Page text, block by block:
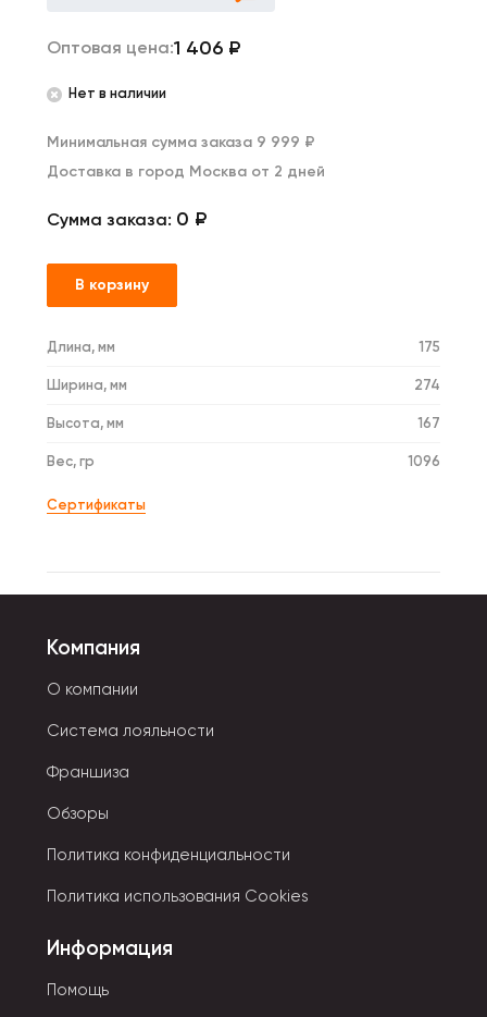
Оптовая цена:1 406 ₽
Нет в наличии
Минимальная сумма заказа 9 999 ₽
Доставка в город Москва от 2 дней
Сумма заказа: 0 ₽
В корзину
Длина, мм 175
Ширина, мм 274
Высота, мм 167
Вес, гр 1096
Сертификаты
Компания
О компании
Система лояльности
Франшиза
Обзоры
Политика конфиденциальности
Политика использования Cookies
Информация
Помощь